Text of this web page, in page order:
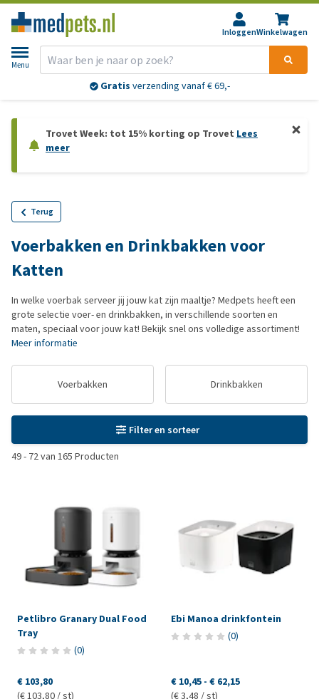
InloggenWinkelwagen
Menu
Gratis verzending vanaf € 69,-
Trovet Week: tot 15% korting op Trovet Lees
meer
Terug
Voerbakken en Drinkbakken voor
Katten
In welke voerbak serveer jij jouw kat zijn maaltje? Medpets heeft een
grote selectie voer- en drinkbakken, in verschillende soorten en
maten, speciaal voor jouw kat! Bekijk snel ons volledige assortiment!
Meer informatie
Voerbakken Drinkbakken
Filter en sorteer
49- 72van 165 Producten
Petlibro Granary Dual Food
Tray
(0)
€ 103,80
(€ 103,80 / st)
Ebi Manoa drinkfontein
(0)
€ 10,45 - € 62,15
(€ 3,48 / st)